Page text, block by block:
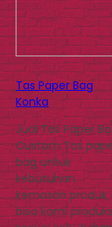
Tas Paper Bag
Konka
Jual Tas Paper
Custom Tas
bag untuk
kebutuhan
kemasan produk
bisa kami